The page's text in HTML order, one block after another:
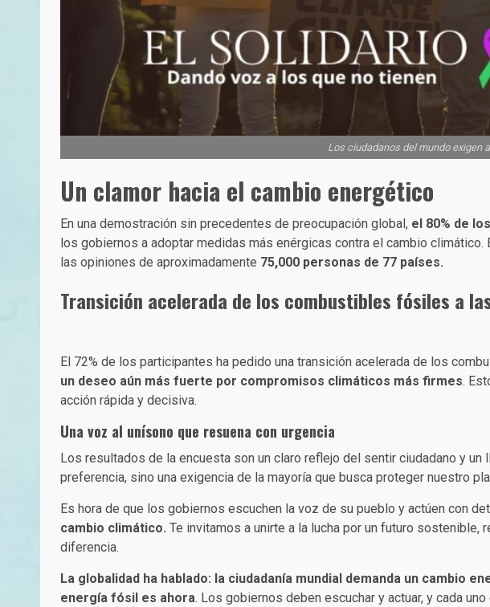
Los ciudadanos del mundo exigen
Un clamor hacia el cambio energético
En una demostración sin precedentes de preocupación global, el 80% de
los gobiernos a adoptar medidas más enérgicas contra el cambio
las opiniones de aproximadamente 75,000 personas de 77 países.
Transición acelerada de los combustibles fósiles a
El 72% de los participantes ha pedido una transición acelerada de los
un deseo aún más fuerte por compromisos climáticos más firmes.
acción rápida y decisiva.
Una voz al unísono que resuena con urgencia
Los resultados de la encuesta son un claro reflejo del sentir ciudadano y
preferencia, sino una exigencia de la mayoría que busca proteger nuestro
Es hora de que los gobiernos escuchen la voz de su pueblo y actúen con
cambio climático. Te invitamos a unirte a la lucha por un futuro
diferencia.
La globalidad ha hablado: la ciudadanía mundial demanda un cambio
energía fósil es ahora. Los gobiernos deben escuchar y actuar, y cada